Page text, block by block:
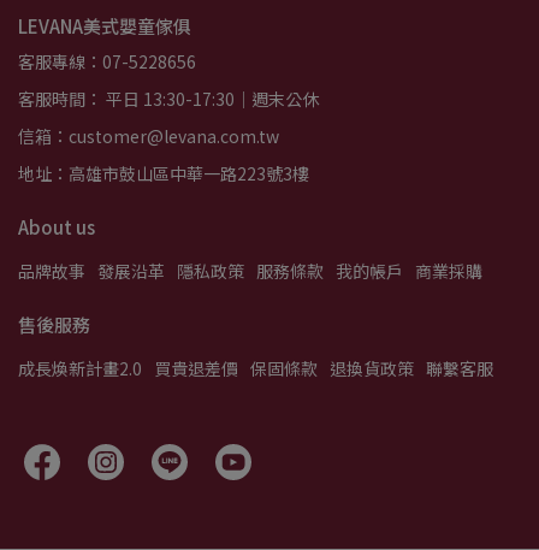
LEVANA美式嬰童傢俱
客服專線：07-5228656
客服時間： 平日 13:30-17:30｜週末公休
信箱：customer@levana.com.tw
地址：高雄市鼓山區中華一路223號3樓
About us
品牌故事 發展沿革 隱私政策 服務條款 我的帳戶 商業採購
售後服務
成長煥新計畫2.0 買貴退差價 保固條款 退換貨政策 聯繫客服